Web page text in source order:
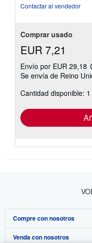
Contactar al vendedor
Comprar usado
EUR 7,21
Envío por EUR 29,18
Se envía de Reino
Cantidad disponible:
Compre con nosotros
Búsqueda avanzada
Venda con nosotros